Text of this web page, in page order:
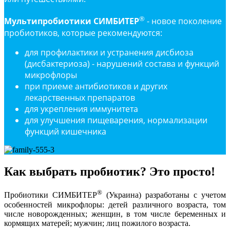
Мультипробиотики СИМБИТЕР® - новое поколение
пробиотиков, которые рекомендуются:
для профилактики и устранения дисбиоза
(дисбактериоза) - нарушений состава и функций
микрофлоры
при приеме антибиотиков и других
лекарственных препаратов
для укрепления иммунитета
для улучшения пищеварения, нормализации
функций кишечника
Как выбрать пробиотик? Это просто!
Пробиотики СИМБИТЕР® (Украина) разработаны с учетом
особенностей микрофлоры: детей различного возраста, том
числе новорожденных; женщин, в том числе беременных и
кормящих матерей; мужчин; лиц пожилого возраста.